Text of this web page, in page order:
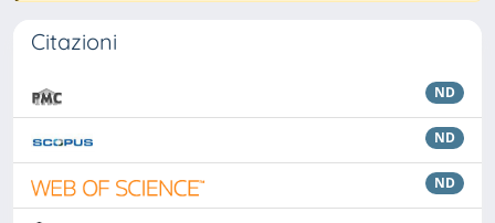
Citazioni
ND
ND
ND